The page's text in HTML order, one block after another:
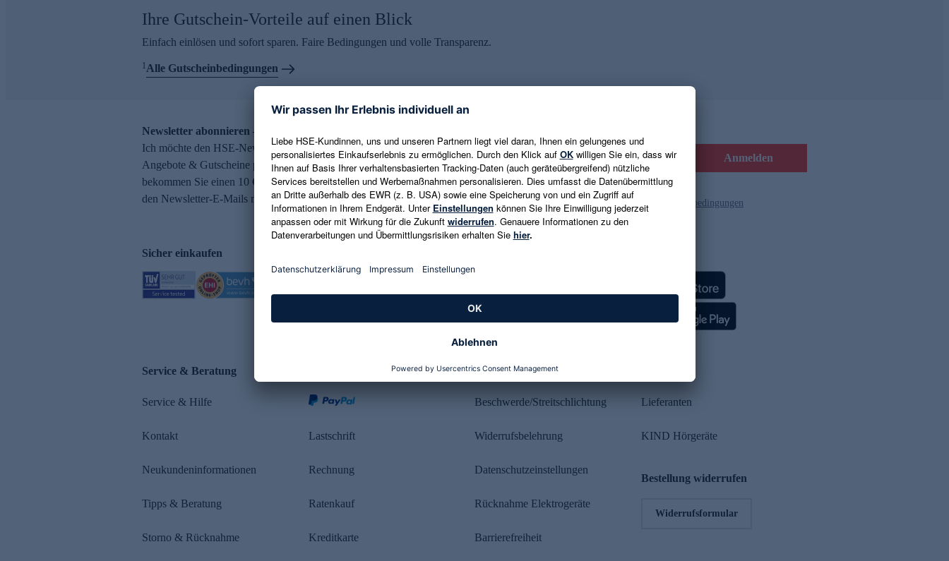
Ihre Gutschein-Vorteile auf einen Blick
Einfach einlösen und sofort sparen. Faire Bedingungen und volle Transparenz.
1Alle Gutscheinbedingungen
Newsletter abonnieren – 10 € Gutschein erhalten
Ich möchte den HSE-Newsletter abonnieren und aktuelle Trends,
Angebote & Gutscheine per E-Mail erhalten. Als Dankeschön
bekommen Sie einen 10 € Gutschein. Eine Abmeldung ist jederzeit in
den Newsletter-E-Mails möglich.
E-Mail-Adresse eingeben Anmelden
Es gelten die Datenschutzrichtlinien und die Gutscheinbedingungen
Sicher einkaufen
Service & Beratung
Service & Hilfe
Kontakt
Neukundeninformationen
Tipps & Beratung
Storno & Rücknahme
Lastschrift
Rechnung
Ratenkauf
Kreditkarte
Rechtliches
Beschwerde/Streitschlichtung
Widerrufsbelehrung
Datenschutzeinstellungen
Rücknahme Elektrogeräte
Barrierefreiheit
Lieferanten
KIND Hörgeräte
Bestellung widerrufen
Widerrufsformular